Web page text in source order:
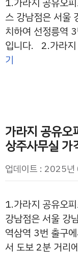
스 강남점은 서울
치하여 선정릉역
입니다. 2.가라지
기
가라지 공유오
상주사무실 가
업데이트 : 2025
1.가라지 공유오
강남점은 서울 강
역삼역 3번 출구
서 도보 2분 거리